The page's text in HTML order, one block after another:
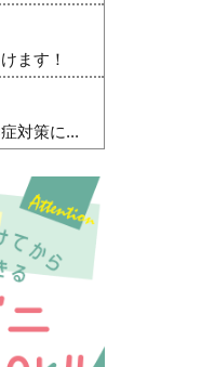
ます！
対策に...